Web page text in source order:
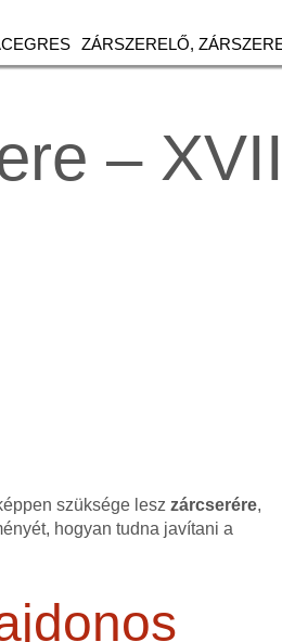
ZÁRSZERELŐ,
–
szüksége leszzárcserére,
hogyan tudna javítani a